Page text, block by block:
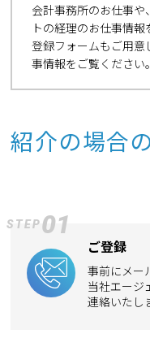
会計事務所のお仕事
トの経理のお仕事情報
登録フォームもご用
事情報をご覧ください。
紹介の場合
STEP01
ご登録
事前にメー
当社エージ
連絡いたし